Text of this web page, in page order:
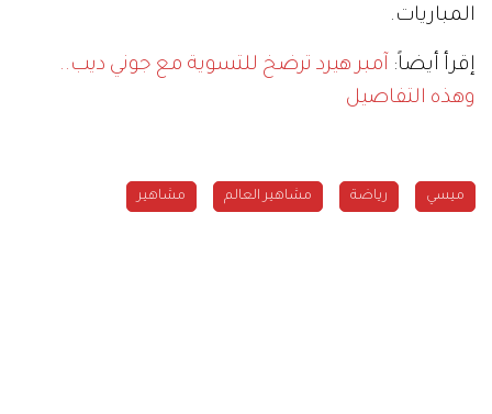
المباريات.
إقرأ أيضاً: آمبر هيرد ترضخ للتسوية مع جوني ديب..
وهذه التفاصيل
ميسي رياضة مشاهير العالم مشاهير